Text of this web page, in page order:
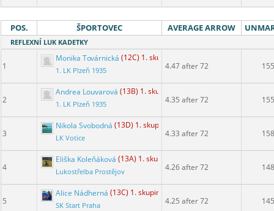
POS. ŠPORTOVEC AVERAGE ARROW
REFLEXNÍ LUK KADETKY
1
Monika Továrnická (12C) 1. skupina
1. LK Plzeň 1935 4.47 after 72 155
2
Andrea Louvarová (13B) 1. skupina
1. LK Plzeň 1935 4.35 after 72 155
3
Nikola Svobodná (13D) 1. skupina
LK Votice 4.33 after 72 158
4
Eliška Koleňáková (13A) 1. skupina
Lukostřelba Prostějov 4.26 after 72 148
5
Alice Nádherná (13C) 1. skupina
SK Start Praha 4.25 after 72 145